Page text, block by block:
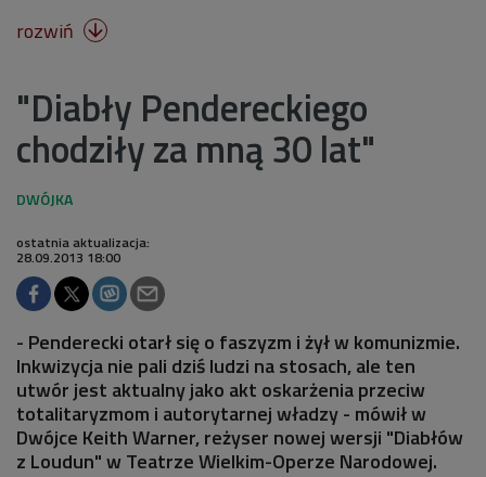
rozwiń 
"Diabły Pendereckiego
chodziły za mną 30 lat"
ostatnia aktualizacja:
28.09.2013 18:00
- Penderecki otarł się o faszyzm i żył w komunizmie.
Inkwizycja nie pali dziś ludzi na stosach, ale ten
utwór jest aktualny jako akt oskarżenia przeciw
totalitaryzmom i autorytarnej władzy - mówił w
Dwójce Keith Warner, reżyser nowej wersji "Diabłów
z Loudun" w Teatrze Wielkim-Operze Narodowej.